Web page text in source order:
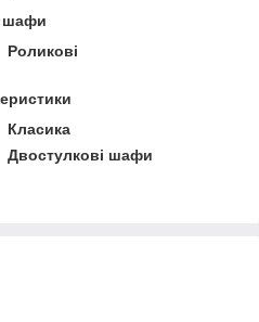
шафи
Роликові
Класика
Двостулкові шафи